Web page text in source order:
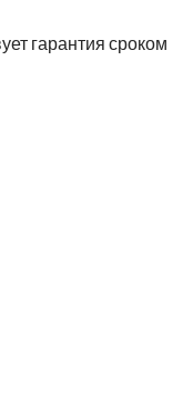
гарантия сроком